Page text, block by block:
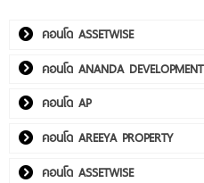
คอนโด ASSETWISE
คอนโด ANANDA DEVELOPMENT
คอนโด AP
คอนโด AREEYA PROPERTY
คอนโด ASSETWISE